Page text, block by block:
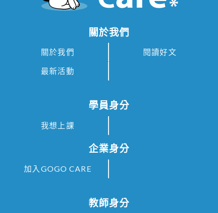
關於我們
關於我們 閱讀好文
最新活動
學員身分
我想上課
企業身分
加入GOGO CARE
教師身分